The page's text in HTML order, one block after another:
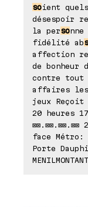
soient
désespoir
la personne
fidélité ab
affection
de bonheur
contre tout
affaires les
jeux Reçoit
20 heures 17
⊠⊠.⊠⊠.⊠⊠.⊠⊠
face Métro:
Porte
MENILMONTANT